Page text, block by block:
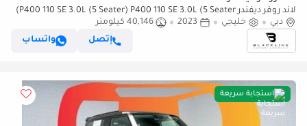
لاند روفر ديفندر P400 110 SE 3.0L (5 Seater) P400 110 SE 3.0L (5 Seater)
دبي
خليجي 2023
40,146 كيلومتر
إتصل
واتساب
استجابة سريعة